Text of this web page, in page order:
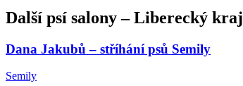
Další psí salony–Liberecký kraj
Dana Jakubů – stříhání psů Semily
Semily